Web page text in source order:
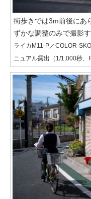
街歩きでは3m前後にあ
ずかな調整のみで撮影
ライカM11-P／COLOR-
ニュアル露出（1/1,000秒、